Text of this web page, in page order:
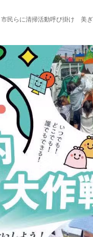
民らに清掃活動呼び掛け 美ぎ